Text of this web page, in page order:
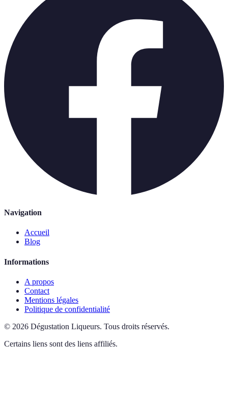
Navigation
Accueil
Blog
Informations
A propos
Contact
Mentions légales
Politique de confidentialité
© 2026 Dégustation Liqueurs. Tous droits réservés.
Certains liens sont des liens affiliés.